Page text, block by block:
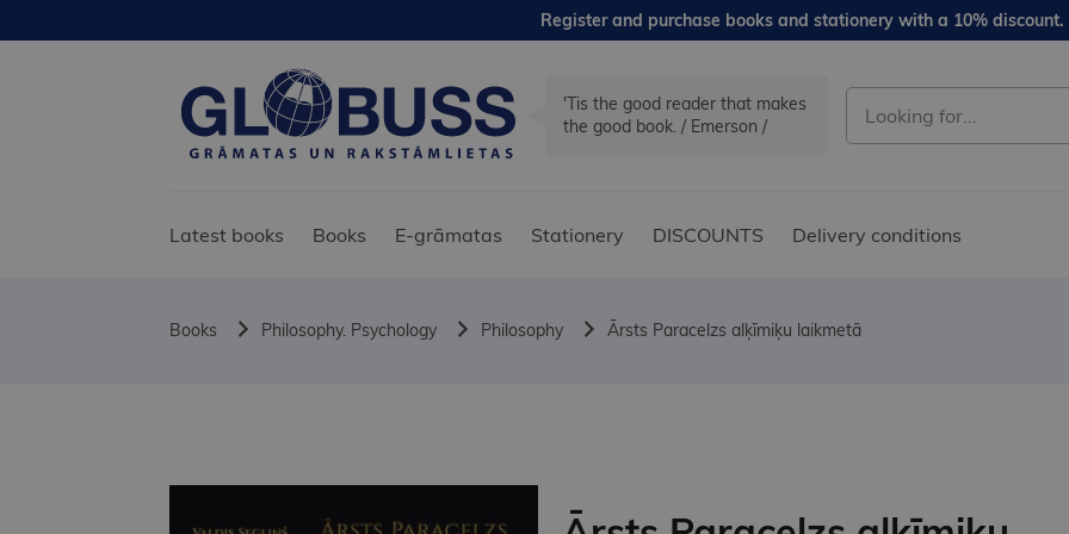
Register and purchase books and stationery with a 10% discount.
'Tis the good reader that makes
the good book. / Emerson /
Latest books Books E-grāmatas Stationery DISCOUNTS Delivery conditions
Books Philosophy. Psychology Philosophy Ārsts Paracelzs alķīmiķu laikmetā